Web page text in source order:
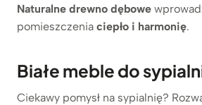
Naturalne drewno dębowe
pomieszczenia ciepło i harmonię.
Białe meble do
Ciekawy pomysł na sypialnię?